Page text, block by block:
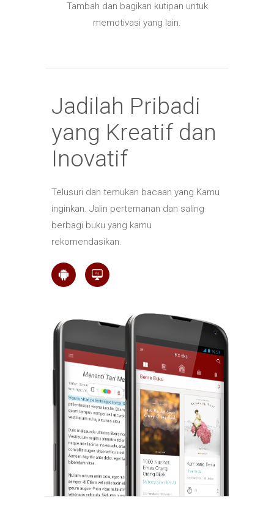
Tambah dan bagikan kutipan untuk
memotivasi yang lain.
Jadilah Pribadi
yang Kreatif dan
Inovatif
Telusuri dan temukan bacaan yang Kamu
inginkan. Jalin pertemanan dan saling
berbagi buku yang kamu
rekomendasikan.